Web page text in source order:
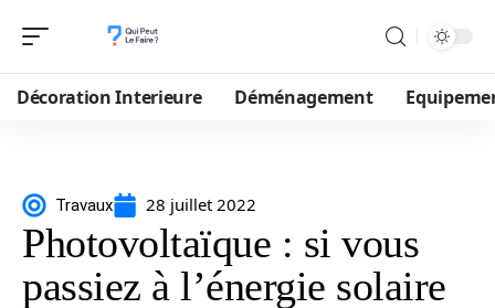
Décoration Interieure Déménagement
Travaux 28 juillet 2022
Photovoltaïque : si vous
passiez à l’énergie solaire